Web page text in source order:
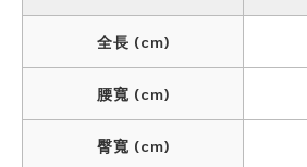
全長 (cm)
腰寬 (cm)
臀寬 (cm)